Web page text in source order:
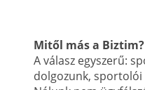
Mitől más a Biztim?
A válasz egyszerű:
dolgozunk, sportolói